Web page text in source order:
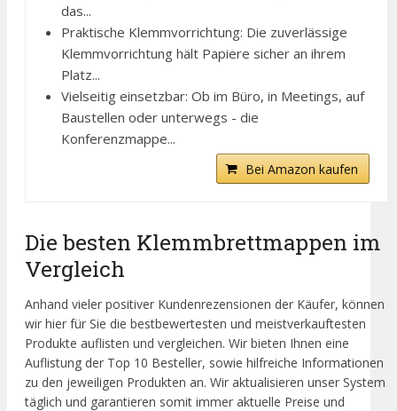
das...
Praktische Klemmvorrichtung: Die zuverlässige
Klemmvorrichtung hält Papiere sicher an ihrem
Platz...
Vielseitig einsetzbar: Ob im Büro, in Meetings, auf
Baustellen oder unterwegs - die
Konferenzmappe...
Bei Amazon kaufen
Die besten Klemmbrettmappen im
Vergleich
Anhand vieler positiver Kundenrezensionen der Käufer, können
wir hier für Sie die bestbewertesten und meistverkauftesten
Produkte auflisten und vergleichen. Wir bieten Ihnen eine
Auflistung der Top 10 Besteller, sowie hilfreiche Informationen
zu den jeweiligen Produkten an. Wir aktualisieren unser System
täglich und garantieren somit immer aktuelle Preise und